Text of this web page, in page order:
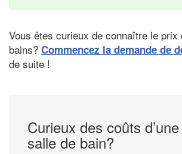
Vous êtes curieux de connaître le prix
bains? Commencez la demande de
de suite !
Curieux des coûts
salle de bain?